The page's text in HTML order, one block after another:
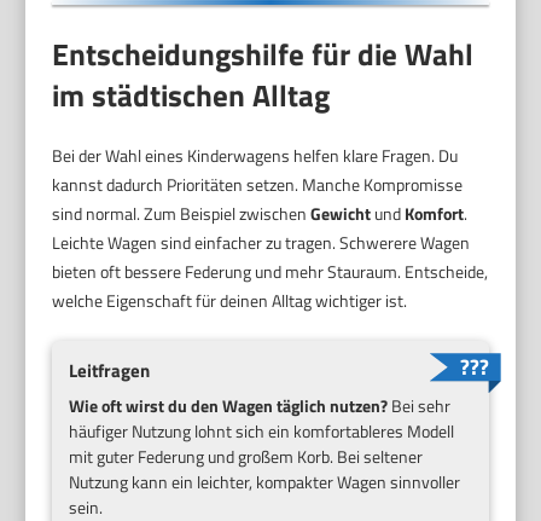
Entscheidungshilfe für die Wahl
im städtischen Alltag
Bei der Wahl eines Kinderwagens helfen klare Fragen. Du
kannst dadurch Prioritäten setzen. Manche Kompromisse
sind normal. Zum Beispiel zwischenGewichtundKomfort.
Leichte Wagen sind einfacher zu tragen. Schwerere Wagen
bieten oft bessere Federung und mehr Stauraum. Entscheide,
welche Eigenschaft für deinen Alltag wichtiger ist.
Leitfragen
Wie oft wirst du den Wagen täglich nutzen?Bei sehr
häufiger Nutzung lohnt sich ein komfortableres Modell
mit guter Federung und großem Korb. Bei seltener
Nutzung kann ein leichter, kompakter Wagen sinnvoller
sein.